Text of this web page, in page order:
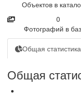
Объектов в
0
Фотографий в
Общая
Общая